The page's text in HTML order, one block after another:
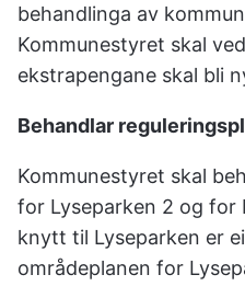
behandlinga av
Kommunestyret skal
ekstrapengane skal bli
Behandlar
Kommunestyret skal
for Lyseparken 2 og for
knytt til Lyseparken er
områdeplanen for